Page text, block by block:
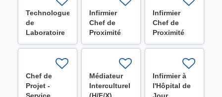
hématologie
- Institut Roi
Albert II
(H/F/X)
(H/F/X)
Technologue
de
Laboratoire
(H/F/X)
Infirmier
Chef de
Proximité
pour l'unité
neurochirurgie
(H/F/X)
Infirmier
Chef de
Proximité
pour les
d'oncologie
(H/F/X)
Chef de
Projet -
Médiateur
Interculturel
Infirmier à
l'Hôpital de